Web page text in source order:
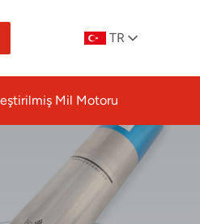
TR
Mil Motoru